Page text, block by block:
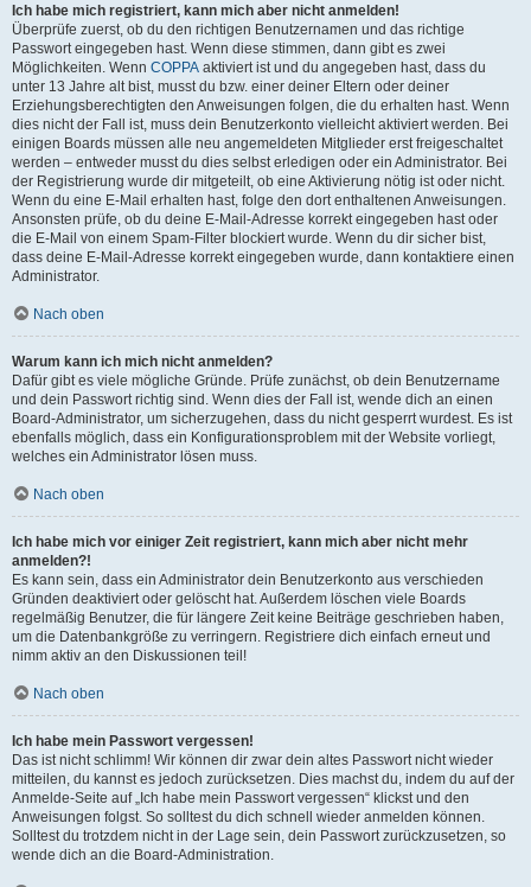
Ich habe mich registriert, kann mich aber nicht anmelden!
Überprüfe zuerst, ob du den richtigen Benutzernamen und das richtige
Passwort eingegeben hast. Wenn diese stimmen, dann gibt es zwei
Möglichkeiten. Wenn COPPA aktiviert ist und du angegeben hast, dass du
unter 13 Jahre alt bist, musst du bzw. einer deiner Eltern oder deiner
Erziehungsberechtigten den Anweisungen folgen, die du erhalten hast. Wenn
dies nicht der Fall ist, muss dein Benutzerkonto vielleicht aktiviert werden. Bei
einigen Boards müssen alle neu angemeldeten Mitglieder erst freigeschaltet
werden – entweder musst du dies selbst erledigen oder ein Administrator. Bei
der Registrierung wurde dir mitgeteilt, ob eine Aktivierung nötig ist oder nicht.
Wenn du eine E-Mail erhalten hast, folge den dort enthaltenen Anweisungen.
Ansonsten prüfe, ob du deine E-Mail-Adresse korrekt eingegeben hast oder
die E-Mail von einem Spam-Filter blockiert wurde. Wenn du dir sicher bist,
dass deine E-Mail-Adresse korrekt eingegeben wurde, dann kontaktiere einen
Administrator.
Nach oben
Warum kann ich mich nicht anmelden?
Dafür gibt es viele mögliche Gründe. Prüfe zunächst, ob dein Benutzername
und dein Passwort richtig sind. Wenn dies der Fall ist, wende dich an einen
Board-Administrator, um sicherzugehen, dass du nicht gesperrt wurdest. Es ist
ebenfalls möglich, dass ein Konfigurationsproblem mit der Website vorliegt,
welches ein Administrator lösen muss.
Nach oben
Ich habe mich vor einiger Zeit registriert, kann mich aber nicht mehr
anmelden?!
Es kann sein, dass ein Administrator dein Benutzerkonto aus verschieden
Gründen deaktiviert oder gelöscht hat. Außerdem löschen viele Boards
regelmäßig Benutzer, die für längere Zeit keine Beiträge geschrieben haben,
um die Datenbankgröße zu verringern. Registriere dich einfach erneut und
nimm aktiv an den Diskussionen teil!
Nach oben
Ich habe mein Passwort vergessen!
Das ist nicht schlimm! Wir können dir zwar dein altes Passwort nicht wieder
mitteilen, du kannst es jedoch zurücksetzen. Dies machst du, indem du auf der
Anmelde-Seite auf „Ich habe mein Passwort vergessen“ klickst und den
Anweisungen folgst. So solltest du dich schnell wieder anmelden können.
Solltest du trotzdem nicht in der Lage sein, dein Passwort zurückzusetzen, so
wende dich an die Board-Administration.